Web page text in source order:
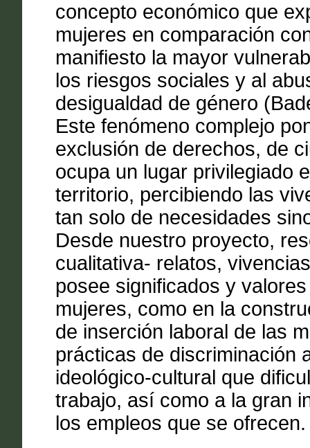
concepto económico que
mujeres en comparación
manifiesto la mayor
los riesgos sociales y al
desigualdad de género
Este fenómeno complejo
exclusión de derechos, de
ocupa un lugar privilegiado
territorio, percibiendo las
tan solo de necesidades
Desde nuestro proyecto,
cualitativa- relatos,
posee significados y
mujeres, como en la
de inserción laboral de las
prácticas de discriminación
ideológico-cultural que
trabajo, así como a la gran
los empleos que se ofrecen.